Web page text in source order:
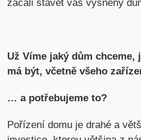
začali stavět váš vysněný
Už Víme jaký dům chceme,
má být, včetně všeho
… a potřebujeme to?
Pořízení domu je drahé a